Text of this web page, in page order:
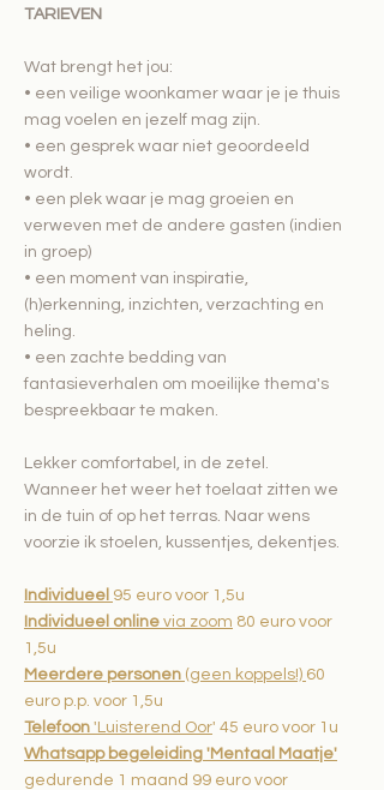
TARIEVEN
Wat brengt het jou:
• een veilige woonkamer waar je je thuis
mag voelen en jezelf mag zijn.
• een gesprek waar niet geoordeeld
wordt.
• een plek waar je mag groeien en
verweven met de andere gasten (indien
in groep)
• een moment van inspiratie,
(h)erkenning, inzichten, verzachting en
heling.
• een zachte bedding van
fantasieverhalen om moeilijke thema's
bespreekbaar te maken.
Lekker comfortabel, in de zetel.
Wanneer het weer het toelaat zitten we
in de tuin of op het terras. Naar wens
voorzie ik stoelen, kussentjes, dekentjes.
Individueel 95 euro voor 1,5u
Individueel online via zoom 80 euro voor
1,5u
Meerdere personen (geen koppels!) 60
euro p.p. voor 1,5u
Telefoon 'Luisterend Oor' 45 euro voor 1u​
Whatsapp begeleiding 'Mentaal Maatje'
gedurende 1 maand 99 euro voor